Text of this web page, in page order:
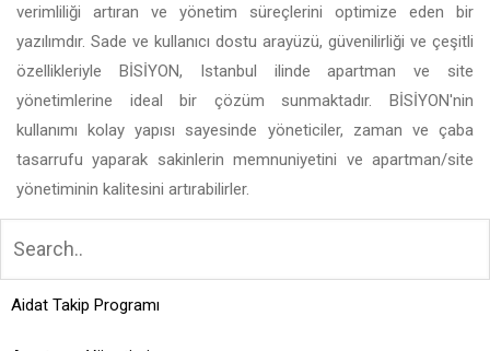
verimliliği artıran ve yönetim süreçlerini optimize eden bir
yazılımdır. Sade ve kullanıcı dostu arayüzü, güvenilirliği ve çeşitli
özellikleriyle BİSİYON, Istanbul ilinde apartman ve site
yönetimlerine ideal bir çözüm sunmaktadır. BİSİYON'nin
kullanımı kolay yapısı sayesinde yöneticiler, zaman ve çaba
tasarrufu yaparak sakinlerin memnuniyetini ve apartman/site
yönetiminin kalitesini artırabilirler.
Aidat Takip Programı